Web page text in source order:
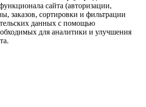
сайта (авторизации,
заказов, сортировки и фильтрации
данных с помощью
для аналитики и улучшения